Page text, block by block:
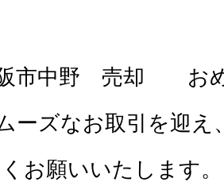
阪市中野 売却 おめ
ーズなお取引を迎え
お願いいたします。